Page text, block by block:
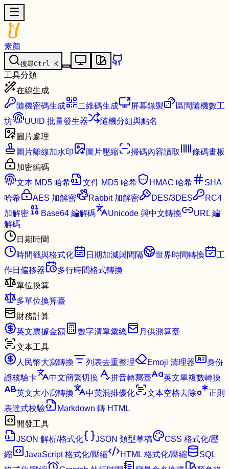
素颜
搜尋Ctrl K
工具分類
在線生成
隨機密碼生成
二維碼生成 屏幕錄製
區間隨機數工
坊
UUID 批量發生器
隨機分組與點名
圖片處理
圖片離線加水印
圖片壓縮 掃碼內容讀取
條碼畫板
加密編碼
文本 MD5 哈希
文件 MD5 哈希 HMAC 哈希
SHA
哈希
AES 加解密 Rabbit 加解密 DES/3DES
RC4
加解密
Base64 編解碼 Unicode 與中文轉換
URL 編
解碼
日期時間
時間戳與格式化
日期加減與間隔 世界時間轉換
工
作日偏移器
多行時間格式轉換
單位換算
多單位換算臺
財務計算
英文票據金額
數字清單彙總
月供測算臺
文本工具
人民幣大寫轉換
列表去重整理 Emoji 清理器
身份
證核驗卡
中文簡繁切換 拼音轉寫臺
英文單複數轉換
英文大小寫轉換
中英混排優化 文本空格去除
正則
表達式校驗
Markdown 轉 HTML
開發工具
JSON 解析/格式化
JSON 類型草稿
CSS 格式化/壓
縮
JavaScript 格式化/壓縮 HTML 格式化/壓縮
SQL